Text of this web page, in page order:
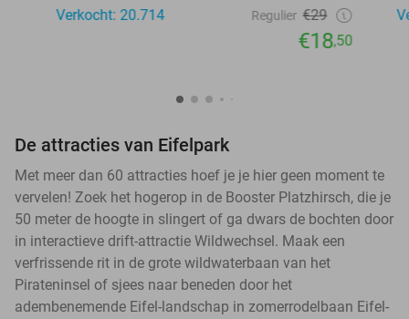
Verkocht: 20.714
Regulier €29
€18,50
De attracties van Eifelpark
Met meer dan 60 attracties hoef je je hier geen moment te
vervelen! Zoek het hogerop in de Booster Platzhirsch, die je
50 meter de hoogte in slingert of ga dwars de bochten door
in interactieve drift-attractie Wildwechsel. Maak een
verfrissende rit in de grote wildwaterbaan van het
Pirateninsel of sjees naar beneden door het
adembenemende Eifel-landschap in zomerrodelbaan Eifel-